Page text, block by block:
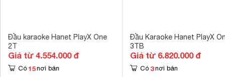
Đầu karaoke Hanet PlayX One
2T
Giá từ 4.554.000 đ
Có 15 nơi bán
Đầu Karaoke Hanet PlayX
3TB
Giá từ 6.820.000 đ
Có 3 nơi bán